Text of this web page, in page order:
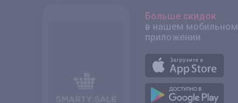
Больше скидок
в нашем мобильном
приложении